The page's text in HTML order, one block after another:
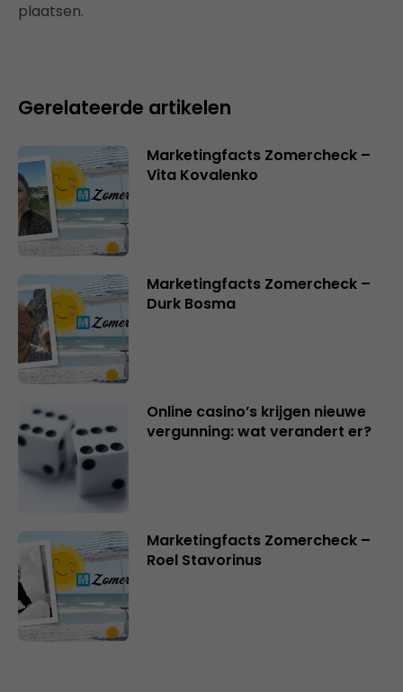
plaatsen.
Gerelateerde artikelen
Marketingfacts Zomercheck –
Vita Kovalenko
Marketingfacts Zomercheck –
Durk Bosma
Online casino’s krijgen nieuwe
vergunning: wat verandert er?
Marketingfacts Zomercheck –
Roel Stavorinus